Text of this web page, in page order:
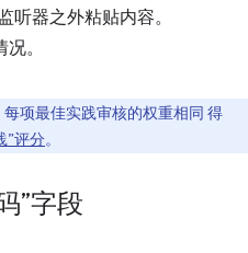
听器之外粘贴内容。
。
每项最佳实践审核的权重相同 得
”评分。
”字段